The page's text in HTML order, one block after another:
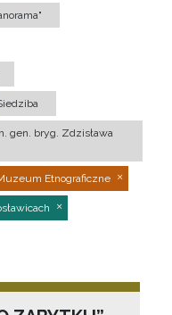
gen. bryg. Zdzisława
Etnograficzne